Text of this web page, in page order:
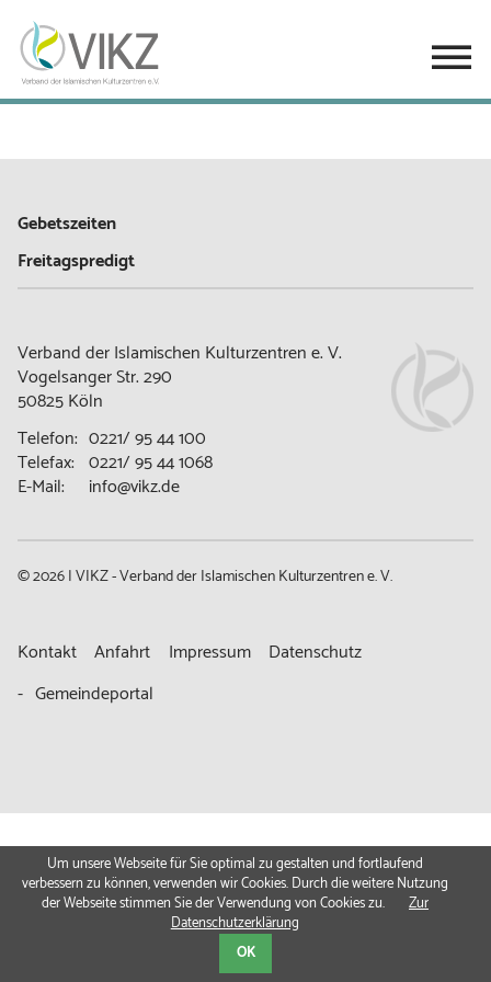
Gebetszeiten
Freitagspredigt
Verband der Islamischen Kulturzentren e. V.
Vogelsanger Str. 290
50825 Köln
Telefon: 0221/ 95 44 100
Telefax: 0221/ 95 44 1068
E-Mail:
info@vikz.de
© 2026 | VIKZ - Verband der Islamischen Kulturzentren e. V.
Navigation
überspringen
Kontakt Anfahrt Impressum
Datenschutz
Gemeindeportal
Um unsere Webseite für Sie optimal zu gestalten und fortlaufend
verbessern zu können, verwenden wir Cookies. Durch die weitere Nutzung
der Webseite stimmen Sie der Verwendung von Cookies zu.
Zur
Datenschutzerklärung
OK